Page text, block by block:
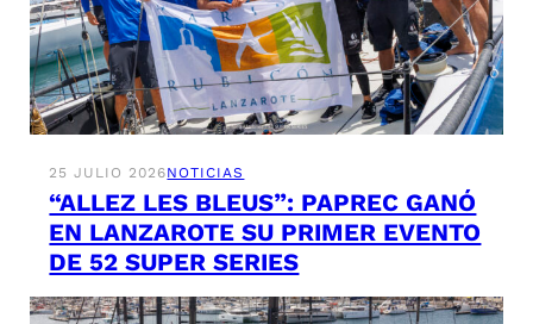
25 JULIO 2026NOTICIAS
“ALLEZ LES BLEUS”: PAPREC GANÓ
EN LANZAROTE SU PRIMER EVENTO
DE 52 SUPER SERIES